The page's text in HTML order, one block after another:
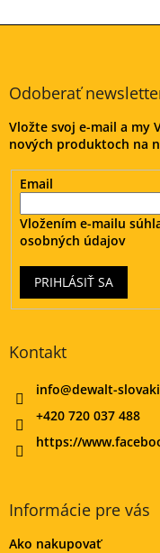
Z
Odoberať
Vložte svoj e-mail a my
nových produktoch na
Email
Vložením e-mailu
osobných údajov
PRIHLÁSIŤ SA
Kontakt
info@dewalt-
+420 720 037 488
https://
Informácie pre vás
Ako nakupovať